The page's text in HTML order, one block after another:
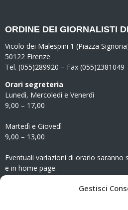
Gestisci
ORDINE DEI GIORNALISTI
Vicolo dei Malespini 1 (Piazza
50122 Firenze
Tel. (055)289920 – Fax (055)2381049
Orari segreteria
Lunedì, Mercoledì e Venerdì
9,00 – 17,00
Martedì e Giovedì
9,00 – 13,00
Eventuali variazioni di orario
e in home page.